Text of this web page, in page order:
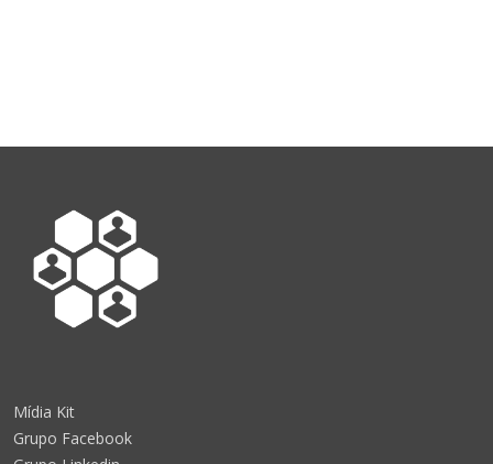
Mídia Kit
Grupo Facebook